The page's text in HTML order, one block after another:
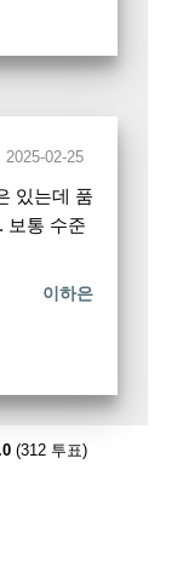
2025-02-25
있는데 품
보통 수준
이하은
(312 투표)